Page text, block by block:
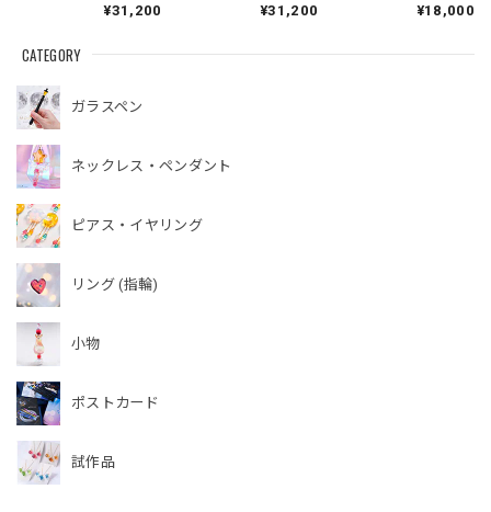
CATEGORY
ガラスペン
ネックレス・ペンダント
ピアス・イヤリング
リング (指輪)
小物
ポストカード
試作品
【cosmic town】¥31,200
town】250622-4¥31,200 ¥18,000